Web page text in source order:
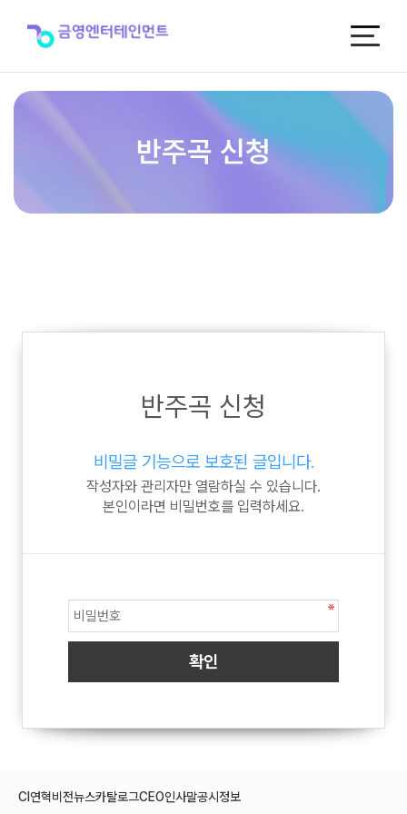
반주곡 신청
반주곡 신청
비밀글 기능으로 보호된 글입니다.
작성자와 관리자만 열람하실 수 있습니다.
본인이라면 비밀번호를 입력하세요.
CI 연혁비전뉴스카탈로그CEO인사말공시정보